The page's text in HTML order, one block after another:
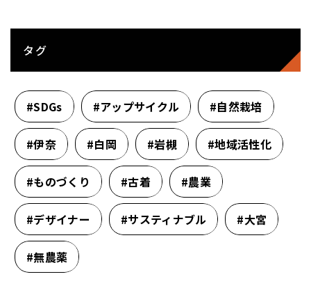
タグ
#SDGs #アップサイクル #自然栽培
#伊奈 #白岡 #岩槻 #地域活性化
#ものづくり #古着 #農業
#デザイナー #サスティナブル #大宮
#無農薬